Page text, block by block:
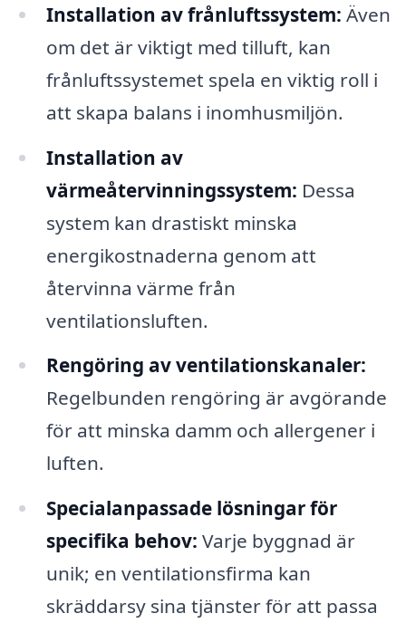
Installation av frånluftssystem: Även
om det är viktigt med tilluft, kan
frånluftssystemet spela en viktig roll i
att skapa balans i inomhusmiljön.
Installation av
värmeåtervinningssystem: Dessa
system kan drastiskt minska
energikostnaderna genom att
återvinna värme från
ventilationsluften.
Rengöring av ventilationskanaler:
Regelbunden rengöring är avgörande
för att minska damm och allergener i
luften.
Specialanpassade lösningar för
specifika behov: Varje byggnad är
unik; en ventilationsfirma kan
skräddarsy sina tjänster för att passa